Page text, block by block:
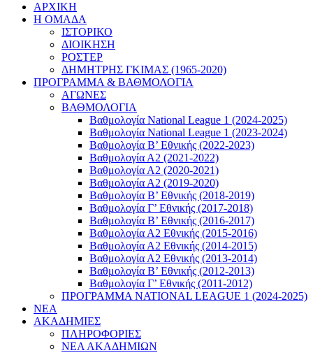
ΑΡΧΙΚΗ
Η ΟΜΑΔΑ
ΙΣΤΟΡΙΚΟ
ΔΙΟΙΚΗΣΗ
ΡΟΣΤΕΡ
ΔΗΜΗΤΡΗΣ ΓΚΙΜΑΣ (1965-2020)
ΠΡΟΓΡΑΜΜΑ & ΒΑΘΜΟΛΟΓΙΑ
ΑΓΩΝΕΣ
ΒΑΘΜΟΛΟΓΙΑ
Βαθμολογία National League 1 (2024-2025)
Βαθμολογία National League 1 (2023-2024)
Βαθμολογία Β’ Εθνικής (2022-2023)
Βαθμολογία Α2 (2021-2022)
Βαθμολογία Α2 (2020-2021)
Βαθμολογία Α2 (2019-2020)
Βαθμολογία B’ Εθνικής (2018-2019)
Βαθμολογία Γ’ Εθνικής (2017-2018)
Βαθμολογία Β’ Εθνικής (2016-2017)
Βαθμολογία Α2 Εθνικής (2015-2016)
Βαθμολογία Α2 Εθνικής (2014-2015)
Βαθμολογία Α2 Εθνικής (2013-2014)
Βαθμολογία Β’ Εθνικής (2012-2013)
Βαθμολογία Γ’ Εθνικής (2011-2012)
ΠΡΟΓΡΑΜΜΑ NATIONAL LEAGUE 1 (2024-2025)
ΝΕΑ
ΑΚΑΔΗΜΙΕΣ
ΠΛΗΡΟΦΟΡΙΕΣ
ΝΕΑ ΑΚΑΔΗΜΙΩΝ